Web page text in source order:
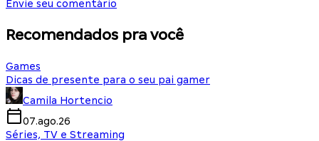
Envie seu comentário
Recomendados pra você
Games
Dicas de presente para o seu pai gamer
Camila Hortencio
07.ago.26
Séries, TV e Streaming